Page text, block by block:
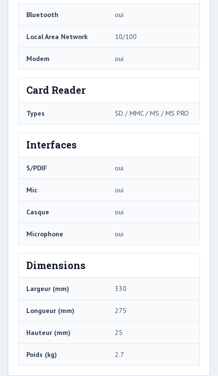
Bluetooth oui
Local Area Network 10/100
Modem oui
Card Reader
Types SD / MMC / MS / MS PRO
Interfaces
S/PDIF oui
Mic oui
Casque oui
Microphone oui
Dimensions
Largeur (mm) 330
Longueur (mm) 275
Hauteur (mm) 25
Poids (kg) 2.7